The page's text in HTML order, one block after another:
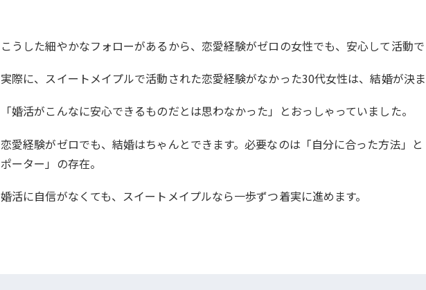
こうした細やかなフォローがあるから、恋愛経験がゼロの女性でも、安心して活動
実際に、スイートメイプルで活動された恋愛経験がなかった30代女性は、結婚が決
「婚活がこんなに安心できるものだとは思わなかった」とおっしゃっていました。
恋愛経験がゼロでも、結婚はちゃんとできます。必要なのは「自分に合った方法」
ポーター」の存在。
婚活に自信がなくても、スイートメイプルなら一歩ずつ着実に進めます。